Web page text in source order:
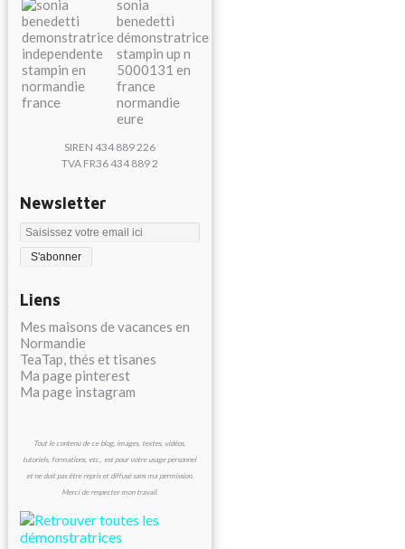
SIREN 434 889 226
TVA FR36 434 889 2
Newsletter
Liens
Mes maisons de vacances en
Normandie
TeaTap, thés et tisanes
Ma page pinterest
Ma page instagram
Tout le contenu de ce blog, images, textes, vidéos,
tutoriels, formations, etc., est pour votre usage personnel
et ne doit pas être repris et diffusé sans ma permission.
Merci de respecter mon travail.